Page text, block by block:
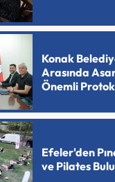
Konak
Arasında
Önemli
Efeler'den
ve Pilates